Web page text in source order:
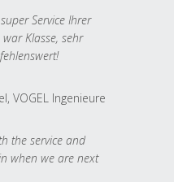
Service Ihrer
Klasse, sehr
VOGEL Ingenieure
the service and
when we are next